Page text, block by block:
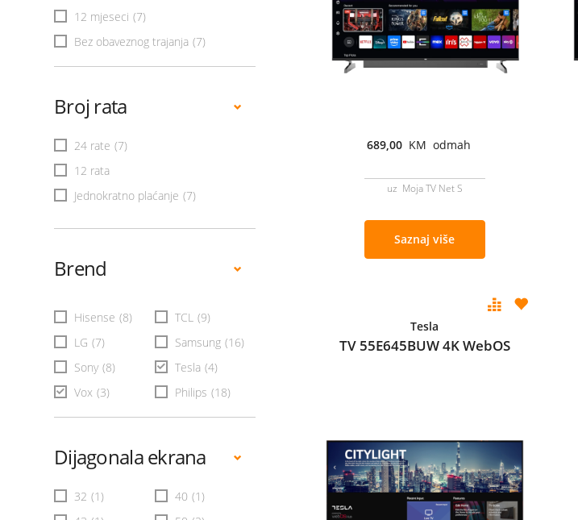
12 mjeseci (7)
Bez obaveznog trajanja (7)
Broj rata
24 rate (7)
12 rata
Jednokratno plaćanje (7)
Brend
Hisense (8) TCL (9)
LG (7) Samsung (16)
Sony (8) Tesla (4)
Vox (3) Philips (18)
Dijagonala ekrana
32 (1) 40 (1)
689,00 KM odmah
uz Moja TV Net S
Saznaj više
Tesla
TV 55E645BUW 4K WebOS